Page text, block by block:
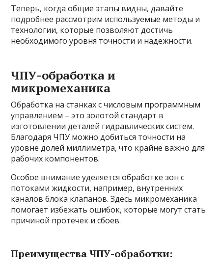
Теперь, когда общие этапы видны, давайте
подробнее рассмотрим используемые методы и
технологии, которые позволяют достичь
необходимого уровня точности и надежности.
ЧПУ-обработка и
микромеханика
Обработка на станках с числовым программным
управлением – это золотой стандарт в
изготовлении деталей гидравлических систем.
Благодаря ЧПУ можно добиться точности на
уровне долей миллиметра, что крайне важно для
рабочих компонентов.
Особое внимание уделяется обработке зон с
потоками жидкости, например, внутренних
каналов блока клапанов. Здесь микромеханика
помогает избежать ошибок, которые могут стать
причиной протечек и сбоев.
Преимущества ЧПУ-обработки: